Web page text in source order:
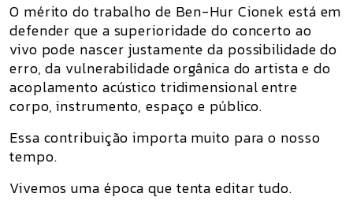
O mérito do trabalho de Ben-Hur Cionek está em
defender que a superioridade do concerto ao
vivo pode nascer justamente da possibilidade do
erro, da vulnerabilidade orgânica do artista e do
acoplamento acústico tridimensional entre
corpo, instrumento, espaço e público.
Essa contribuição importa muito para o nosso
tempo.
Vivemos uma época que tenta editar tudo.